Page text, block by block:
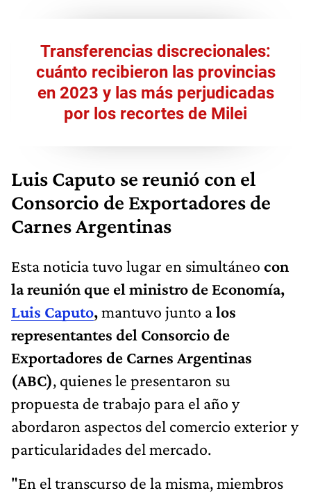
Transferencias discrecionales:
cuánto recibieron las provincias
en 2023 y las más perjudicadas
por los recortes de Milei
Luis Caputo se reunió con el
Consorcio de Exportadores de
Carnes Argentinas
Esta noticia tuvo lugar en simultáneo con
la reunión que el ministro de Economía,
Luis Caputo,mantuvo junto alos
representantes del Consorcio de
Exportadores de Carnes Argentinas
(ABC), quienes le presentaron su
propuesta de trabajo para el año y
abordaron aspectos del comercio exterior y
particularidades del mercado.
"En el transcurso de la misma, miembros